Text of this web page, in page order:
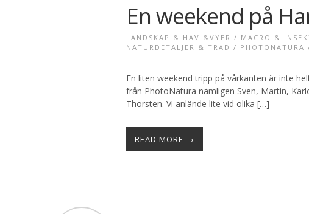
En weekend på
LANDSKAP & HAV &VYER / MACRO &
NATURDETALJER & TRÄD / PHOTONATURA
En liten weekend tripp på vårkanten är inte
från PhotoNatura nämligen Sven, Martin,
Thorsten. Vi anlände lite vid olika […]
READ MORE →